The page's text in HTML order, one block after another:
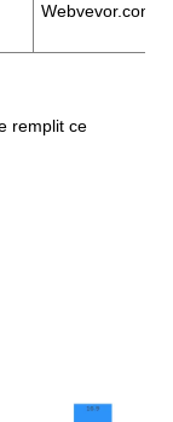
Webvevor.com
remplit ce